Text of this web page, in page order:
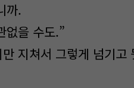
까.
없을 수도.”
지쳐서 그렇게 넘기고